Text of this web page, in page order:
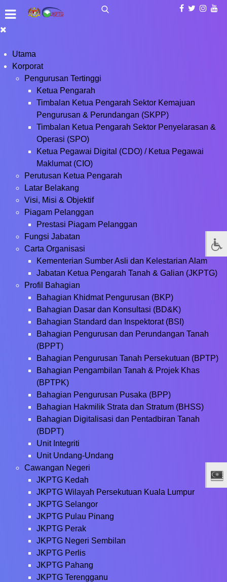
Utama
Korporat
Pengurusan Tertinggi
Ketua Pengarah
Timbalan Ketua Pengarah Sektor Kemajuan
Pengurusan & Perundangan (SKPP)
Timbalan Ketua Pengarah Sektor Penyelarasan &
Operasi (SPO)
Ketua Pegawai Digital (CDO) / Ketua Pegawai
Maklumat (CIO)
Perutusan Ketua Pengarah
Latar Belakang
Visi, Misi & Objektif
Piagam Pelanggan
Prestasi Piagam Pelanggan
Fungsi Jabatan
Carta Organisasi
Kementerian Sumber Asli dan Kelestarian Alam
Jabatan Ketua Pengarah Tanah & Galian (JKPTG)
Profil Bahagian
Bahagian Khidmat Pengurusan (BKP)
Bahagian Dasar dan Konsultasi (BD&K)
Bahagian Standard dan Inspektorat (BSI)
Bahagian Pengurusan dan Perundangan Tanah
(BPPT)
Bahagian Pengurusan Tanah Persekutuan (BPTP)
Bahagian Pengambilan Tanah & Projek Khas
(BPTPK)
Bahagian Pengurusan Pusaka (BPP)
Bahagian Hakmilik Strata dan Stratum (BHSS)
Bahagian Digitalisasi dan Pentadbiran Tanah
(BDPT)
Unit Integriti
Unit Undang-Undang
Cawangan Negeri
JKPTG Kedah
JKPTG Wilayah Persekutuan Kuala Lumpur
JKPTG Selangor
JKPTG Pulau Pinang
JKPTG Perak
JKPTG Negeri Sembilan
JKPTG Perlis
JKPTG Pahang
JKPTG Terengganu